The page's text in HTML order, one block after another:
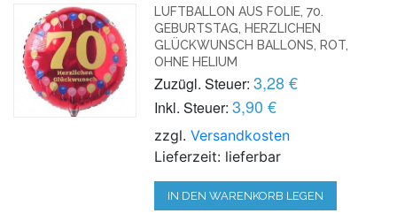
LUFTBALLON AUS FOLIE, 70.
GEBURTSTAG, HERZLICHEN
GLÜCKWUNSCH BALLONS, ROT,
OHNE HELIUM
Zuzügl. Steuer: 3,28 €
Inkl. Steuer: 3,90 €
zzgl.Versandkosten
Lieferzeit: lieferbar
IN DEN WARENKORB LEGEN